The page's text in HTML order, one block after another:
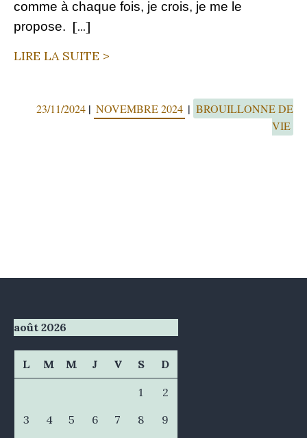
comme à chaque fois, je crois, je me le
propose. [...]
LIRE LA SUITE >
23/11/2024 | NOVEMBRE 2024 | BROUILLONNE DE
VIE
août 2026
L M M J V S D
1
2
3
4 5 6 7 8
9